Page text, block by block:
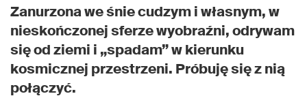
Zanurzona we śnie cudzym i własnym, w
nieskończonej sferze wyobraźni, odrywam
się od ziemi i „spadam” w kierunku
kosmicznej przestrzeni. Próbuję się z nią
połączyć.